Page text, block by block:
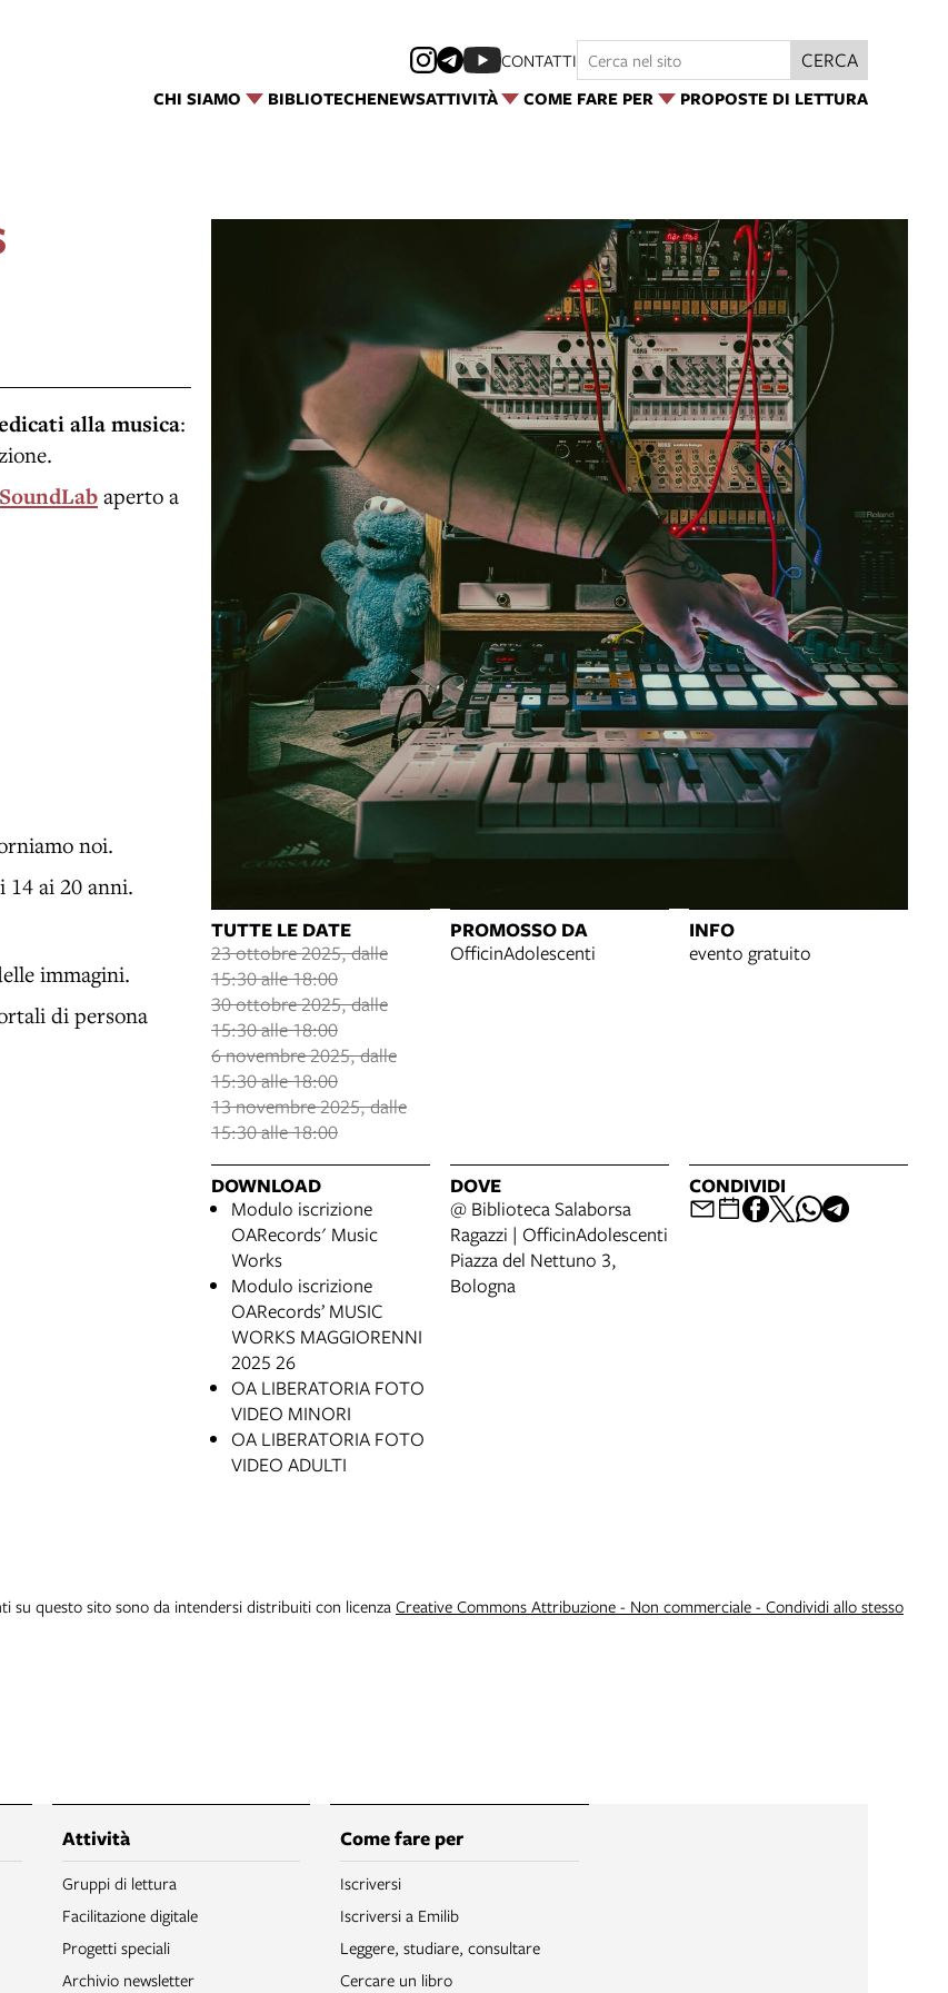
CHI SIAMO BIBLIOTECHENEWSATTIVITÀ COME FARE PER PROPOSTE DI LETTURA
CONTATTI CERCA
alla musica:
SoundLab aperto a
noi.
14 ai 20 anni.
immagini.
di persona
TUTTE LE DATE
23 ottobre 2025, dalle
15:30 alle 18:00
30 ottobre 2025, dalle
15:30 alle 18:00
6 novembre 2025, dalle
15:30 alle 18:00
13 novembre 2025, dalle
15:30 alle 18:00
PROMOSSO DA
OfficinAdolescenti
INFO
evento gratuito
DOWNLOAD
Modulo iscrizione
OARecords' Music
Works
Modulo iscrizione
OARecords’ MUSIC
WORKS MAGGIORENNI
2025 26
OA LIBERATORIA FOTO
VIDEO MINORI
OA LIBERATORIA FOTO
VIDEO ADULTI
DOVE
@ Biblioteca Salaborsa
Ragazzi | OfficinAdolescenti
Piazza del Nettuno 3,
Bologna
CONDIVIDI
su questo sito sono da intendersi distribuiti con licenza Creative Commons Attribuzione - Non commerciale - Condividi allo stesso
Attività
Gruppi di lettura
Facilitazione digitale
Progetti speciali
Archivio newsletter
Come fare per
Iscriversi
Iscriversi a Emilib
Leggere, studiare, consultare
Cercare un libro